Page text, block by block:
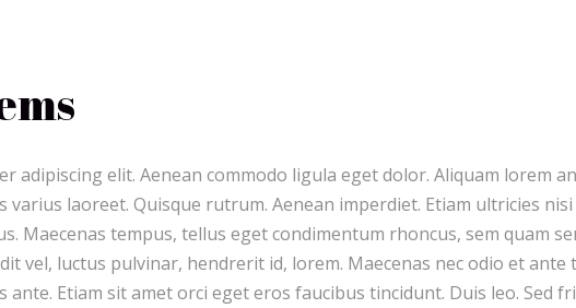
adipiscing elit. Aenean commodo ligula eget dolor. Aliquam lorem
varius laoreet. Quisque rutrum. Aenean imperdiet. Etiam ultricies
Maecenas tempus, tellus eget condimentum rhoncus, sem quam
vel, luctus pulvinar, hendrerit id, lorem. Maecenas nec odio et
Etiam sit amet orci eget eros faucibus tincidunt. Duis leo. Sed